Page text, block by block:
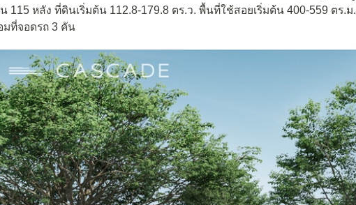
115 หลัง ที่ดินเริ่มต้น 112.8-179.8 ตร.ว. พื้นที่ใช้สอยเริ่มต้น 400-559 ตร.ม.
มที่จอดรถ 3 คัน